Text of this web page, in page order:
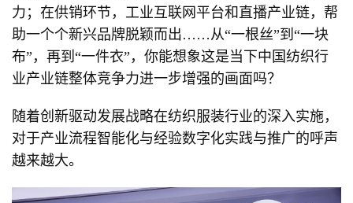
力；在供销环节，工业互联网平台和直播产业链，帮
助一个个新兴品牌脱颖而出……从“一根丝”到“一块
布”，再到“一件衣”，你能想象这是当下中国纺织行
业产业链整体竞争力进一步增强的画面吗？
随着创新驱动发展战略在纺织服装行业的深入实施，
对于产业流程智能化与经验数字化实践与推广的呼声
越来越大。